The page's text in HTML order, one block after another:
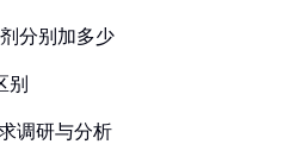
分别加多少
别
调研与分析